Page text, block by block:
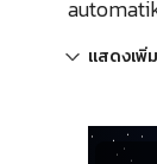
แสดงเพิ่